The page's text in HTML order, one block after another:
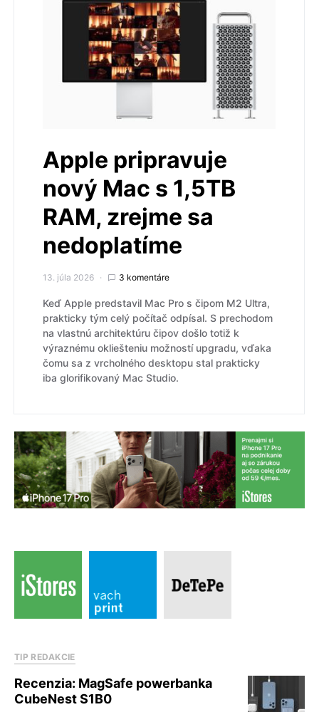
Apple pripravuje
nový Mac s 1,5TB
RAM, zrejme sa
nedoplatíme
13. júla 2026 3 komentáre
Keď Apple predstavil Mac Pro s čipom M2 Ultra,
prakticky tým celý počítač odpísal. S prechodom
na vlastnú architektúru čipov došlo totiž k
výraznému okliešteniu možností upgradu, vďaka
čomu sa z vrcholného desktopu stal prakticky
iba glorifikovaný Mac Studio.
TIP REDAKCIE
Recenzia: MagSafe powerbanka
CubeNest S1B0